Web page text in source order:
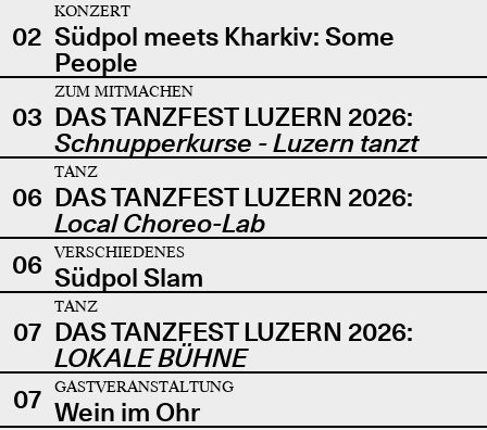
02
KONZERT
Südpol meets Kharkiv: Some
People
03
ZUM MITMACHEN
DAS TANZFEST LUZERN 2026:
Schnupperkurse - Luzern tanzt
06
TANZ
DAS TANZFEST LUZERN 2026:
Local Choreo-Lab
06
VERSCHIEDENES
Südpol Slam
07
TANZ
DAS TANZFEST LUZERN 2026:
LOKALE BÜHNE
07
GASTVERANSTALTUNG
Wein im Ohr